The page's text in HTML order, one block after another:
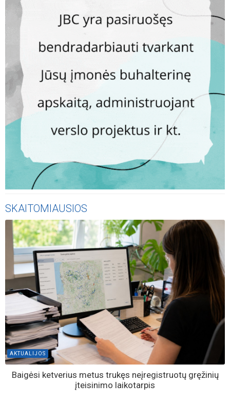
SKAITOMIAUSIOS
AKTUALIJOS
Baigėsi ketverius metus trukęs neįregistruotų gręžinių
įteisinimo laikotarpis